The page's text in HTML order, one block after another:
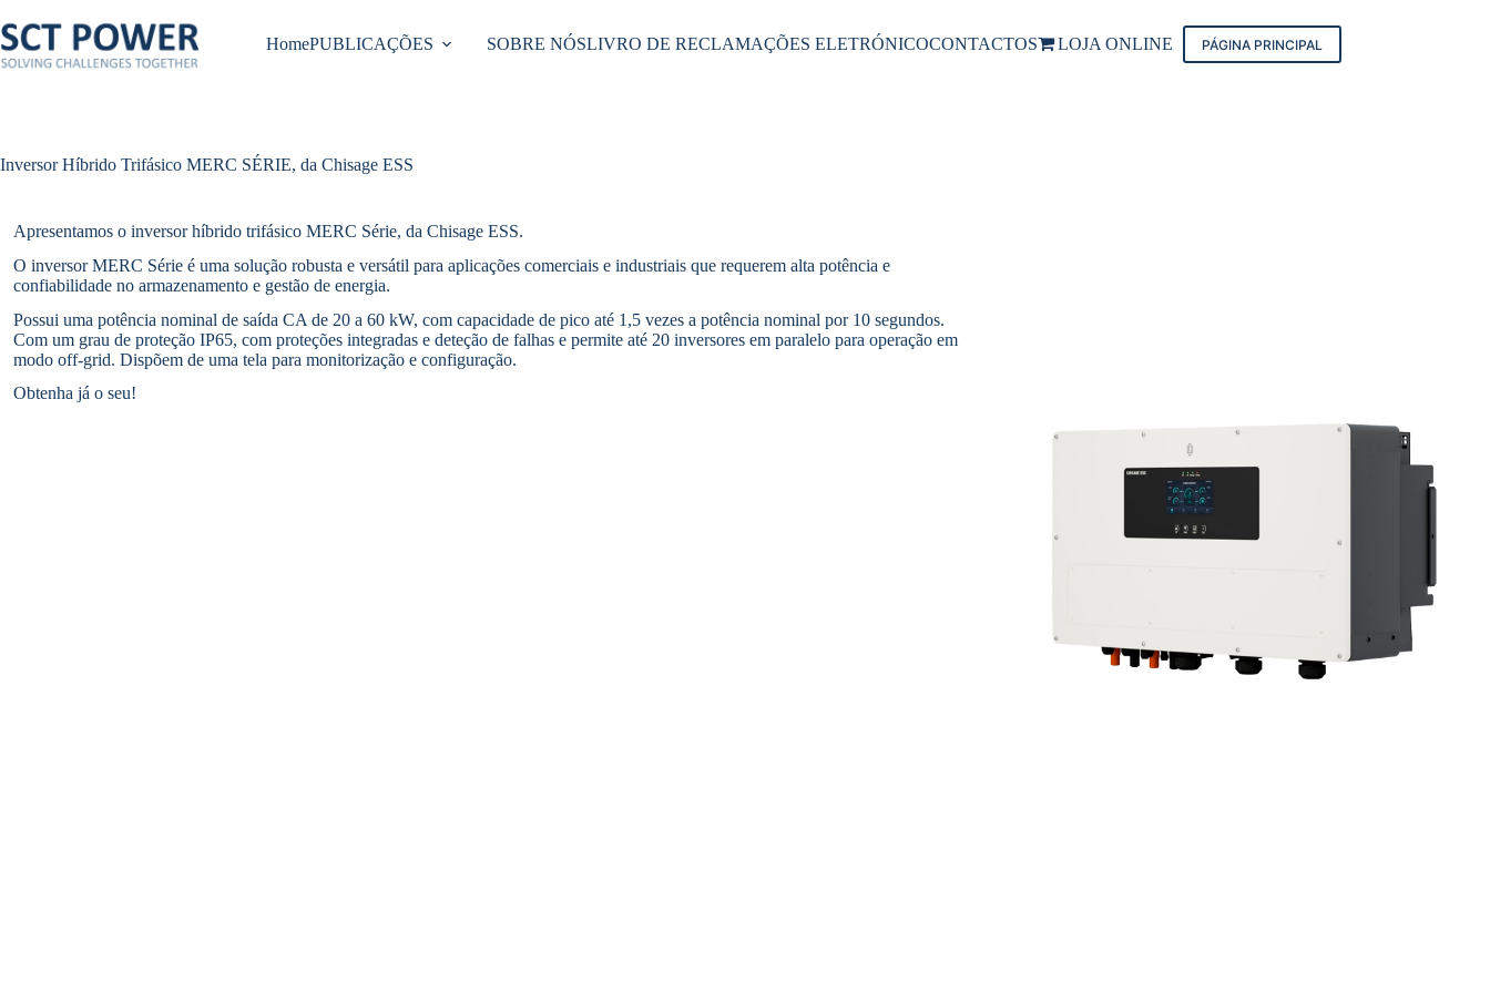
para
o
conteúdo
HomePUBLICAÇÕES SOBRE NÓSLIVRO DE RECLAMAÇÕES ELETRÓNICOCONTACTOS LOJA ONLINE PÁGINA PRINCIPAL
Inversor Híbrido Trifásico MERC SÉRIE, da Chisage ESS
Apresentamos o inversor híbrido trifásico MERC Série, da Chisage ESS.
O inversor MERC Série é uma solução robusta e versátil para aplicações comerciais e industriais que requerem alta potência e
confiabilidade no armazenamento e gestão de energia.
Possui uma potência nominal de saída CA de 20 a 60 kW, com capacidade de pico até 1,5 vezes a potência nominal por 10 segundos.
Com um grau de proteção IP65, com proteções integradas e deteção de falhas e permite até 20 inversores em paralelo para operação em
modo off-grid. Dispõem de uma tela para monitorização e configuração.
Obtenha já o seu!